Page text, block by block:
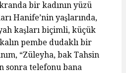
bir kadının yüzü
Hanife’nin yaşlarında,
kaşları biçimli, küçük
pembe dudaklı bir
“Züleyha, bak Tahsin
sonra telefonu bana